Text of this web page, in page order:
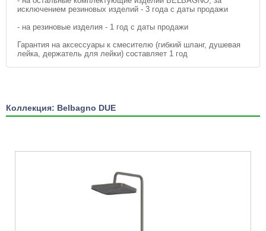
исключением резиновых изделий - 3 года с даты продажи
- на резиновые изделия - 1 год с даты продажи
Гарантия на аксессуары к смесителю (гибкий шланг, душевая
лейка, держатель для лейки) составляет 1 год
Коллекция: Belbagno DUE